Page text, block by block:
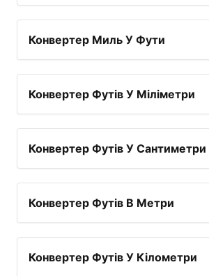
Конвертер Миль У Фути
Конвертер Футів У Міліметри
Конвертер Футів У Сантиметри
Конвертер Футів В Метри
Конвертер Футів У Кілометри